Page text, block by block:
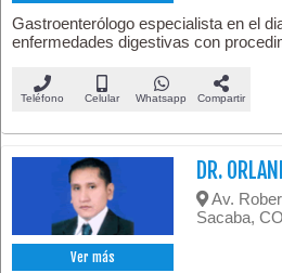
Gastroenterólogo especialista en el
enfermedades digestivas con
Teléfono Celular Whatsapp Compartir
Ver más
DR.
Av.
Sacaba,